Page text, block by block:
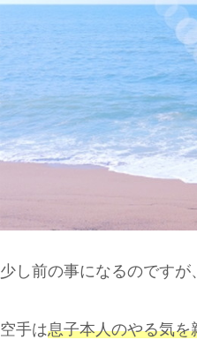
少し前の事になるのですが
空手は息子本人のやる気